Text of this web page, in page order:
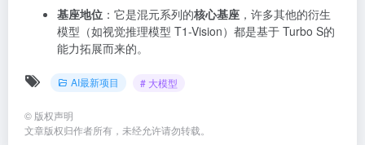
基座地位 ：它是混元系列的核心基座 ，许多其他的衍生
模型（如视觉推理模型 T1-Vision）都是基于 Turbo S的
能力拓展而来的。
AI最新项目 # 大模型
© 版权声明
文章版权归作者所有，未经允许请勿转载。